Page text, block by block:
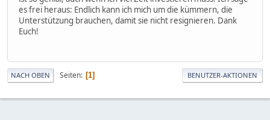
es frei heraus: Endlich kann ich mich um die kümmern, die
Unterstützung brauchen, damit sie nicht resignieren. Dank
Euch!
NACH OBEN Seiten 1 BENUTZER-AKTIONEN